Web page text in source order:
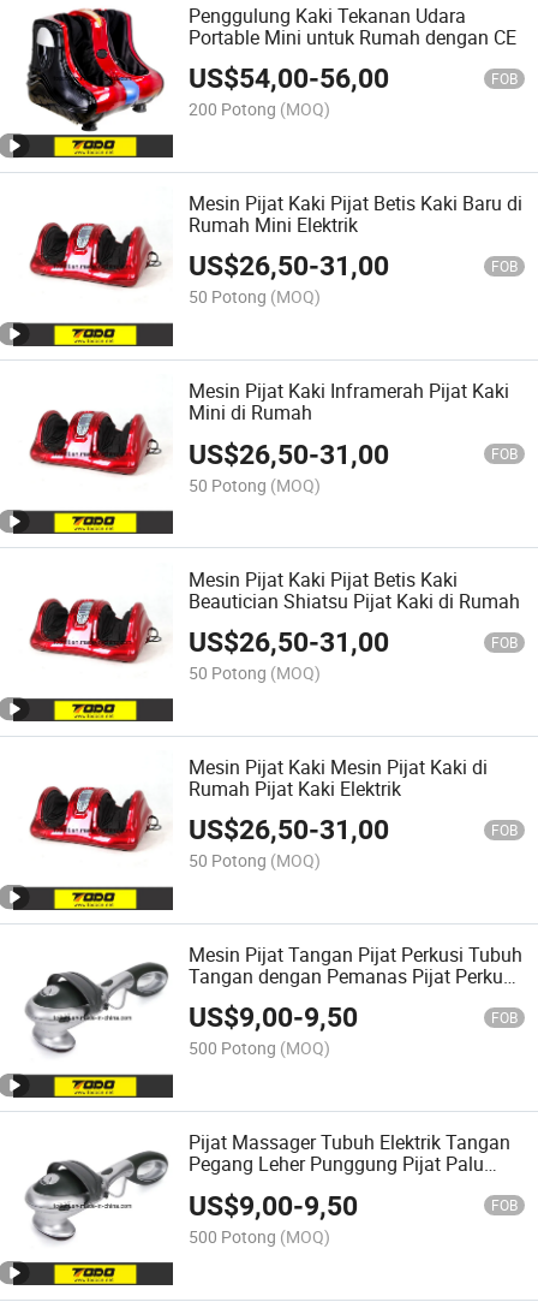
Penggulung Kaki Tekanan Udara
Portable Mini untuk Rumah dengan CE
US$54,00-56,00 FOB
200 Potong (MOQ)
Mesin Pijat Kaki Pijat Betis Kaki Baru di
Rumah Mini Elektrik
US$26,50-31,00 FOB
50 Potong (MOQ)
Mesin Pijat Kaki Inframerah Pijat Kaki
Mini di Rumah
US$26,50-31,00 FOB
50 Potong (MOQ)
Mesin Pijat Kaki Pijat Betis Kaki
Beautician Shiatsu Pijat Kaki di Rumah
US$26,50-31,00 FOB
50 Potong (MOQ)
Mesin Pijat Kaki Mesin Pijat Kaki di
Rumah Pijat Kaki Elektrik
US$26,50-31,00 FOB
50 Potong (MOQ)
Mesin Pijat Tangan Pijat Perkusi Tubuh
Tangan dengan Pemanas Pijat Perkusi
Pijat Jaringan Dalam Tangan
US$9,00-9,50 FOB
500 Potong (MOQ)
Pijat Massager Tubuh Elektrik Tangan
Pegang Leher Punggung Pijat Palu
Inframerah
US$9,00-9,50 FOB
500 Potong (MOQ)